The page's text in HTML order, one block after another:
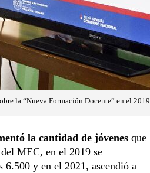
la “Nueva Formación Docente” en el 2019.
la cantidad de jóvenes que
MEC, en el 2019 se
6.500 y en el 2021, ascendió a